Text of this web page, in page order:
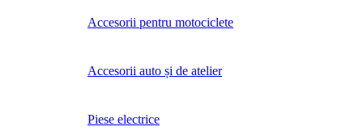
Accesorii pentru motociclete
Accesorii auto și de atelier
Piese electrice